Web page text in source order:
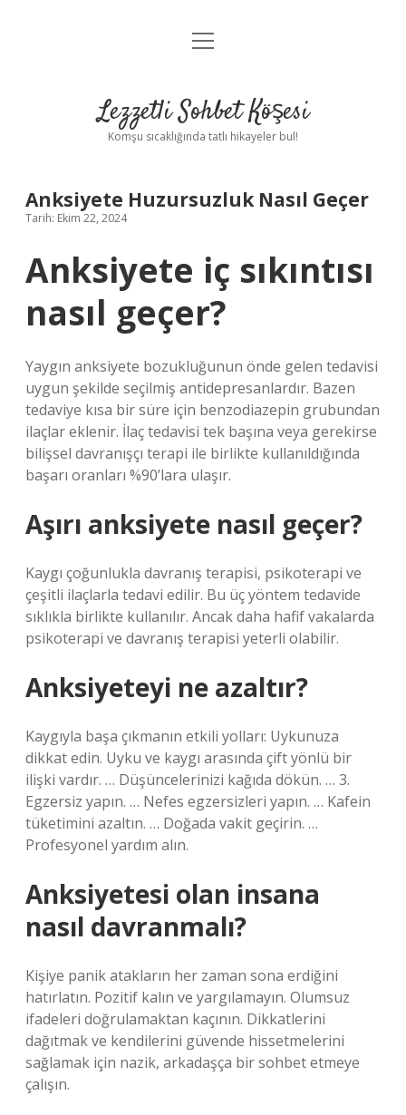
Anasayfa
Yasal Uyarı
menüyü
Lezzetli Sohbet Köşesi
Komşu sıcaklığında tatlı hikayeler bul!
Anksiyete Huzursuzluk Nasıl Geçer
Tarih: Ekim 22, 2024
Anksiyete iç sıkıntısı
nasıl geçer?
Yaygın anksiyete bozukluğunun önde gelen tedavisi
uygun şekilde seçilmiş antidepresanlardır. Bazen
tedaviye kısa bir süre için benzodiazepin grubundan
ilaçlar eklenir. İlaç tedavisi tek başına veya gerekirse
bilişsel davranışçı terapi ile birlikte kullanıldığında
başarı oranları %90’lara ulaşır.
Aşırı anksiyete nasıl geçer?
Kaygı çoğunlukla davranış terapisi, psikoterapi ve
çeşitli ilaçlarla tedavi edilir. Bu üç yöntem tedavide
sıklıkla birlikte kullanılır. Ancak daha hafif vakalarda
psikoterapi ve davranış terapisi yeterli olabilir.
Anksiyeteyi ne azaltır?
Kaygıyla başa çıkmanın etkili yolları: Uykunuza
dikkat edin. Uyku ve kaygı arasında çift yönlü bir
ilişki vardır. … Düşüncelerinizi kağıda dökün. … 3.
Egzersiz yapın. … Nefes egzersizleri yapın. … Kafein
tüketimini azaltın. … Doğada vakit geçirin. …
Profesyonel yardım alın.
Anksiyetesi olan insana
nasıl davranmalı?
Kişiye panik atakların her zaman sona erdiğini
hatırlatın. Pozitif kalın ve yargılamayın. Olumsuz
ifadeleri doğrulamaktan kaçının. Dikkatlerini
dağıtmak ve kendilerini güvende hissetmelerini
sağlamak için nazik, arkadaşça bir sohbet etmeye
çalışın.